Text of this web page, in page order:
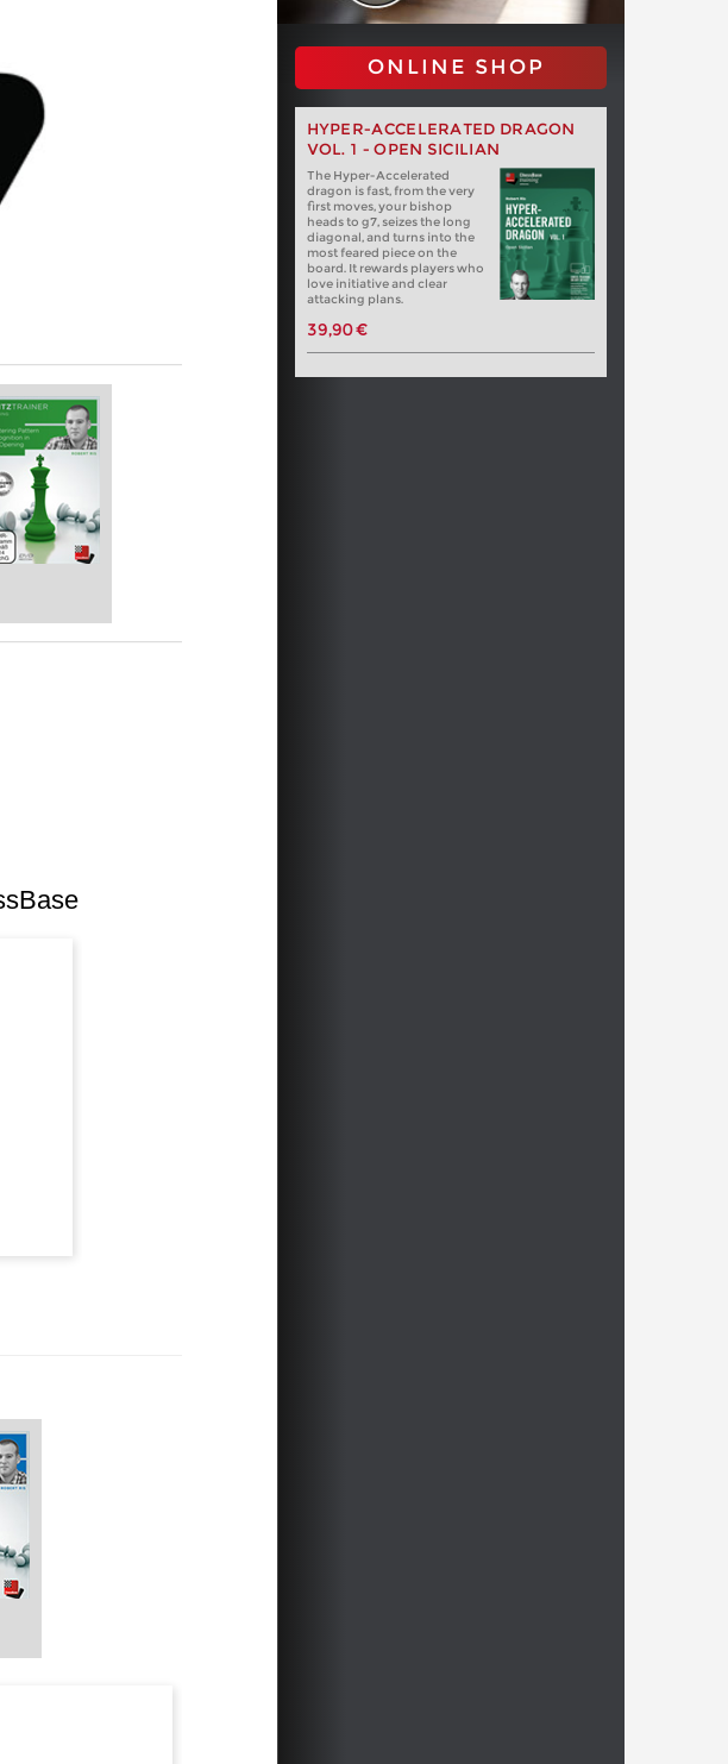
ONLINE SHOP
HYPER-ACCELERATED DRAGON
VOL. 1 - OPEN SICILIAN
The Hyper-Accelerated
dragon is fast, from the very
first moves, your bishop
heads to g7, seizes the long
diagonal, and turns into the
most feared piece on the
board. It rewards players who
love initiative and clear
attacking plans.
39,90 €